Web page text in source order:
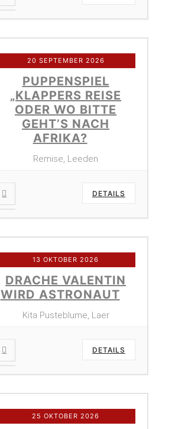
20 SEPTEMBER 2026
PUPPENSPIEL
„KLAPPERS REISE
ODER WO BITTE
GEHT’S NACH
AFRIKA?
Remise, Leeden
DETAILS
13 OKTOBER 2026
DRACHE VALENTIN
WIRD ASTRONAUT
Kita Pusteblume, Laer
DETAILS
25 OKTOBER 2026